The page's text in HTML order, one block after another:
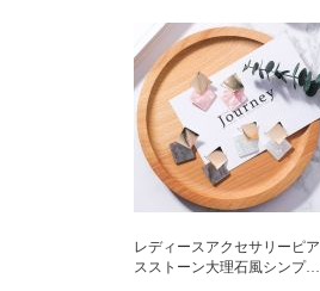
レディースアクセサリーピア
スストーン大理石風シンプル